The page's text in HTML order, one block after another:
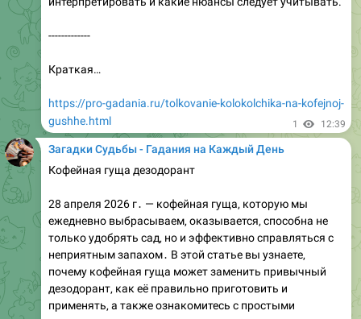
собрали для вас самые яркие фото Ксении из
Откуда берётся «Ксения из Горбатовки»?
pro-gadania.ru
Живые фото Ксении из Горбатовки: искренние
Смотри яркие фото Ксении из Горбатовки!
Атмосферные и искренние кадры, которые точно
покорят с первого взгляда. Заходи и наслаждайся!
1